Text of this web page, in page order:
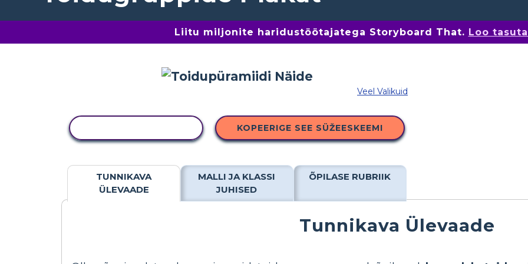
Liitu miljonite haridustöötajatega Storyboard That. Loo
Veel Valikuid
KOPEERIGE SEE SÜŽEESKEEMI
TUNNIKAVA
ÜLEVAADE
MALLI JA KLASSI
JUHISED
ÕPILASE RUBRIIK
Tunnikava Ülevaade